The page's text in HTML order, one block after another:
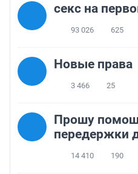
секс на
93 026 625
Новые права
3 466 25
Прошу
передержки
14 410 190